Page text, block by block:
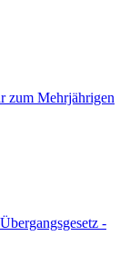
zum Mehrjährigen
-